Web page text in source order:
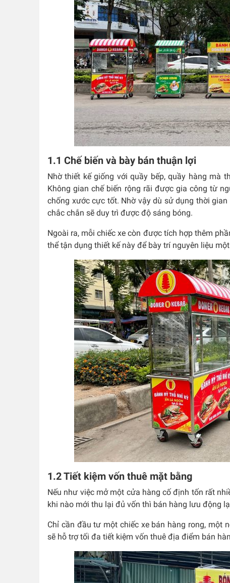
1.1 Chế biến và bày bán thuận lợi
Nhờ thiết kế giống với quầy bếp, quầy hàng mà
Không gian chế biến rộng rãi được gia công từ
chống xước cực tốt. Nhờ vậy dù sử dụng thời
chắc chắn sẽ duy trì được độ sáng bóng.
Ngoài ra, mỗi chiếc xe còn được tích hợp thêm
thể tận dụng thiết kế này để bày trí nguyên liệu
1.2 Tiết kiệm vốn thuê mặt bằng
Nếu như việc mở một cửa hàng cố định tốn rất
khi nào mới thu lại đủ vốn thì bán hàng lưu động
Chỉ cần đầu tư một chiếc xe bán hàng rong, một
sẽ hỗ trợ tối đa tiết kiệm vốn thuê địa điểm bán